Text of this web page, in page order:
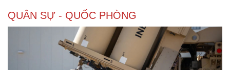
QUÂN SỰ - QUỐC PHÒNG